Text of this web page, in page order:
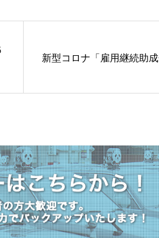
新型コロナ「雇用継続助